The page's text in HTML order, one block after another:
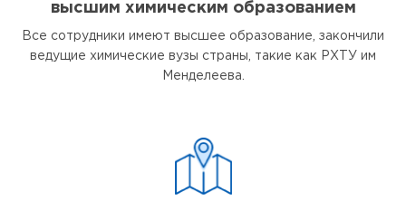
высшим химическим образованием
Все сотрудники имеют высшее образование, закончили
ведущие химические вузы страны, такие как РХТУ им
Менделеева.